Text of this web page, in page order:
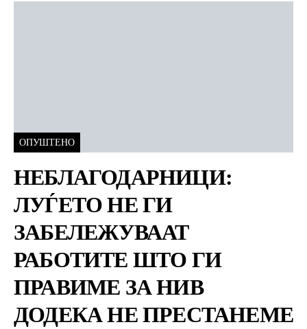
ОПУШТЕНО
НЕБЛАГОДАРНИЦИ:
ЛУЃЕТО НЕ ГИ
ЗАБЕЛЕЖУВААТ
РАБОТИТЕ ШТО ГИ
ПРАВИМЕ ЗА НИВ
ДОДЕКА НЕ ПРЕСТАНЕМЕ